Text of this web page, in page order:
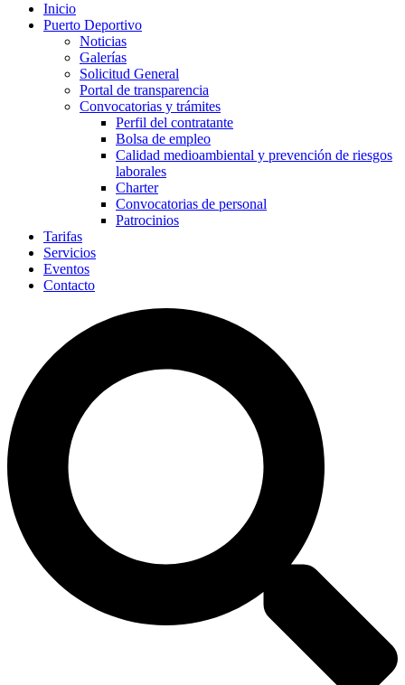
Inicio
Puerto Deportivo
Noticias
Galerías
Solicitud General
Portal de transparencia
Convocatorias y trámites
Perfil del contratante
Bolsa de empleo
Calidad medioambiental y prevención de riesgos
laborales
Charter
Convocatorias de personal
Patrocinios
Tarifas
Servicios
Eventos
Contacto